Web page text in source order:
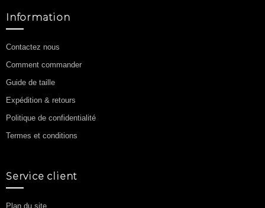
Information
Contactez nous
Comment commander
Guide de taille
Expédition & retours
Politique de confidentialité
Termes et conditions
Service client
Plan du site